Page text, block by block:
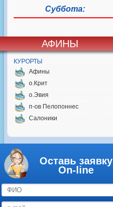
Суббота:
АФИНЫ
КУРОРТЫ
Афины
о.Крит
о.Эвия
п-ов Пелопоннес
Салоники
Оставь заявку
On-line